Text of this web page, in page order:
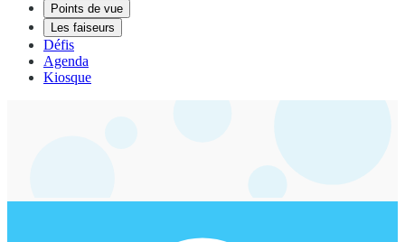
Points de vue
Les faiseurs
Défis
Agenda
Kiosque